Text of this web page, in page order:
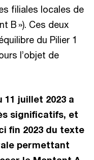
filiales locales de
B »). Ces deux
du Pilier 1
l’objet de
11 juillet 2023 a
significatifs, et
fin 2023 du texte
permettant